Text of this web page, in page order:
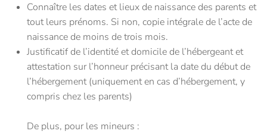
Connaître les dates et lieux de naissance des parents et
tout leurs prénoms. Si non, copie intégrale de l’acte de
naissance de moins de trois mois.
Justificatif de l’identité et domicile de l’hébergeant et
attestation sur l’honneur précisant la date du début de
l’hébergement (uniquement en cas d’hébergement, y
compris chez les parents)
De plus, pour les mineurs :